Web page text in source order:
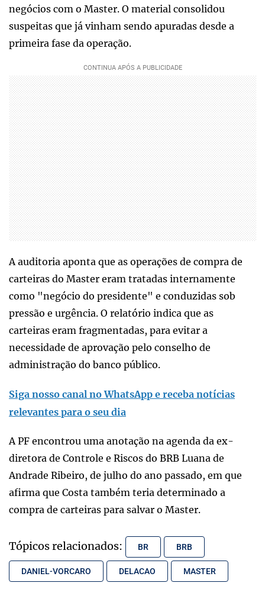
negócios com o Master. O material consolidou
suspeitas que já vinham sendo apuradas desde a
primeira fase da operação.
A auditoria aponta que as operações de compra de
carteiras do Master eram tratadas internamente
como "negócio do presidente" e conduzidas sob
pressão e urgência. O relatório indica que as
carteiras eram fragmentadas, para evitar a
necessidade de aprovação pelo conselho de
administração do banco público.
Siga nosso canal no WhatsApp e receba notícias
relevantes para o seu dia
A PF encontrou uma anotação na agenda da ex-
diretora de Controle e Riscos do BRB Luana de
Andrade Ribeiro, de julho do ano passado, em que
afirma que Costa também teria determinado a
compra de carteiras para salvar o Master.
Tópicos relacionados: BR BRB
DANIEL-VORCARO DELACAO MASTER